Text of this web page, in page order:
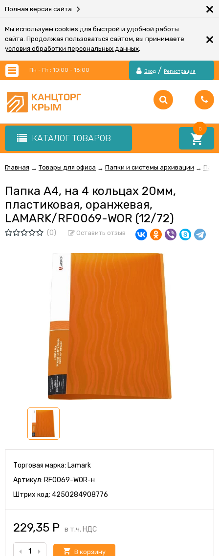
Полная версия сайта ×
Мы используем cookies для быстрой и удобной работы
сайта. Продолжая пользоваться сайтом, вы принимаете
условия обработки персональных данных.
×
Пн - Пт : 10:00 - 18:00 Вход / Регистрация
КАТАЛОГ ТОВАРОВ
0
Главная → Товары для офиса → Папки и системы архивации →
Папка А4, на 4 кольцах 20мм,
пластиковая, оранжевая,
LAMARK/RF0069-WOR (12/72)
(0) Оставить отзыв
Торговая марка: Lamark
Артикул: RF0069-WOR-н
Штрих код: 4250284908776
229,35 Р в т.ч. НДС
В корзину